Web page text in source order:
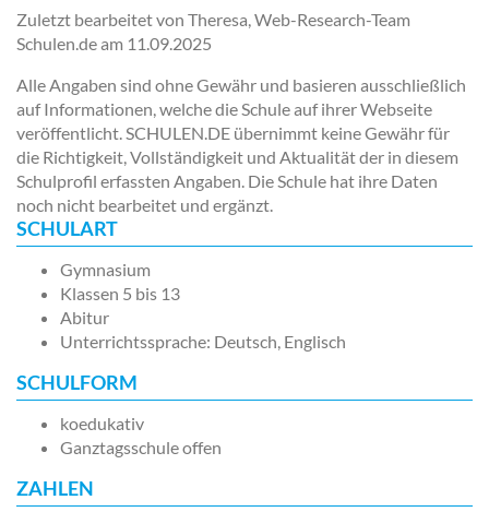
Zuletzt bearbeitet von Theresa, Web-Research-Team
Schulen.de am 11.09.2025
Alle Angaben sind ohne Gewähr und basieren ausschließlich
auf Informationen, welche die Schule auf ihrer Webseite
veröffentlicht. SCHULEN.DE übernimmt keine Gewähr für
die Richtigkeit, Vollständigkeit und Aktualität der in diesem
Schulprofil erfassten Angaben. Die Schule hat ihre Daten
noch nicht bearbeitet und ergänzt.
SCHULART
Gymnasium
Klassen 5 bis 13
Abitur
Unterrichtssprache: Deutsch, Englisch
SCHULFORM
koedukativ
Ganztagsschule offen
ZAHLEN